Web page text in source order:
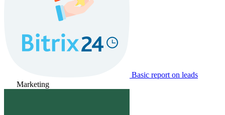
Basic report on leads
Marketing